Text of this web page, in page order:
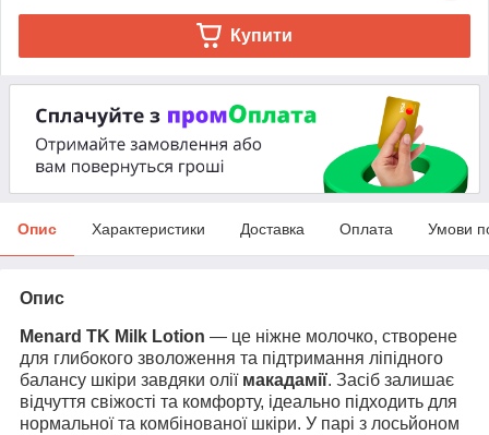
Купити
Опис Характеристики Доставка Оплата Умови
Опис
Menard TK Milk Lotion — це ніжне молочко, створене
для глибокого зволоження та підтримання ліпідного
балансу шкіри завдяки олії макадамії. Засіб залишає
відчуття свіжості та комфорту, ідеально підходить для
нормальної та комбінованої шкіри. У парі з лосьйоном